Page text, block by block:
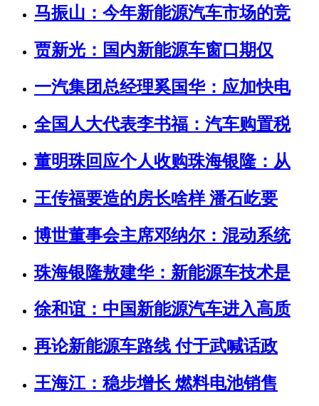
马振山：今年新能源汽车市场的竞
贾新光：国内新能源车窗口期仅
一汽集团总经理奚国华：应加快电
全国人大代表李书福：汽车购置税
董明珠回应个人收购珠海银隆：从
王传福要造的房长啥样 潘石屹要
博世董事会主席邓纳尔：混动系统
珠海银隆敖建华：新能源车技术是
徐和谊：中国新能源汽车进入高质
再论新能源车路线 付于武喊话政
王海江：稳步增长 燃料电池销售